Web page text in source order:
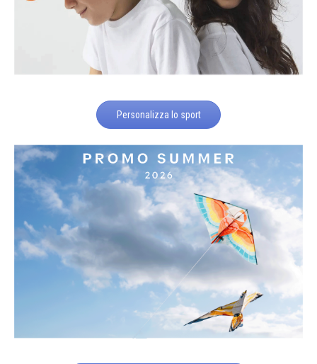
Personalizza lo sport